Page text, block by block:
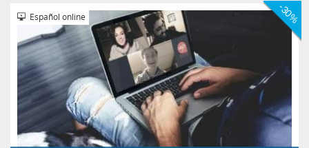
Español online -30%